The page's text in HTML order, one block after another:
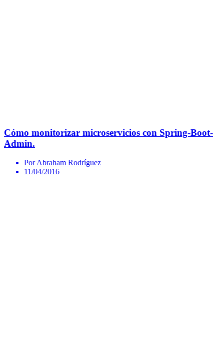
Cómo monitorizar microservicios con Spring-Boot-
Admin.
Por Abraham Rodríguez
11/04/2016